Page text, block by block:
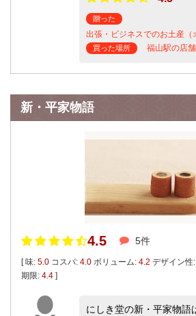
贈った
出張・ビジネスでのお土産（
買った場所 福山駅の店
新・平家物語
4.5 5件
[ 味: 5.0 コスパ: 4.0 ボリューム: 4.2 デザイン性:
期限: 4.4 ]
にしき堂の新・平家物語